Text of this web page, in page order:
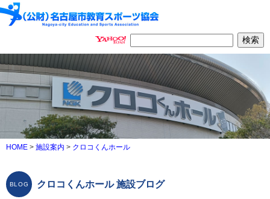
HOME > 施設案内 > クロコくんホール
クロコくんホール 施設ブログ